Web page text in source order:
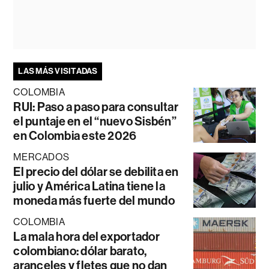
LAS MÁS VISITADAS
COLOMBIA
RUI: Paso a paso para consultar
el puntaje en el “nuevo Sisbén”
en Colombia este 2026
MERCADOS
El precio del dólar se debilita en
julio y América Latina tiene la
moneda más fuerte del mundo
COLOMBIA
La mala hora del exportador
colombiano: dólar barato,
aranceles y fletes que no dan